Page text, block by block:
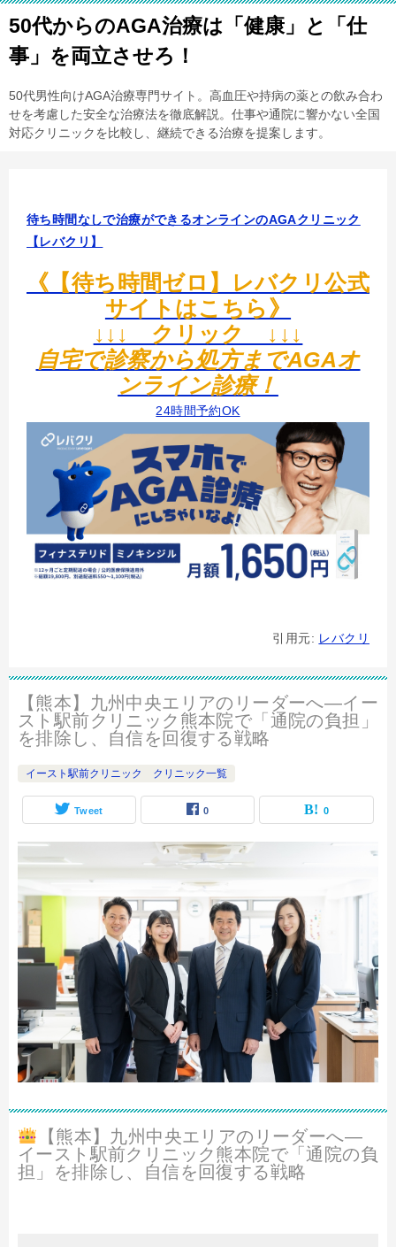
50代からのAGA治療は「健康」と「仕
事」を両立させろ！
50代男性向けAGA治療専門サイト。高血圧や持病の薬との飲み合わ
せを考慮した安全な治療法を徹底解説。仕事や通院に響かない全国
対応クリニックを比較し、継続できる治療を提案します。
待ち時間なしで治療ができるオンラインのAGAクリニック
【レバクリ】
《【待ち時間ゼロ】レバクリ公式
サイトはこちら》
↓↓↓ クリック ↓↓↓
自宅で診察から処方までAGAオ
ンライン診療！
24時間予約OK
引用元: レバクリ
【熊本】九州中央エリアのリーダーへ—イー
スト駅前クリニック熊本院で「通院の負担」
を排除し、自信を回復する戦略
イースト駅前クリニック クリニック一覧
Tweet 0 0
【熊本】九州中央エリアのリーダーへ—
イースト駅前クリニック熊本院で「通院の負
担」を排除し、自信を回復する戦略